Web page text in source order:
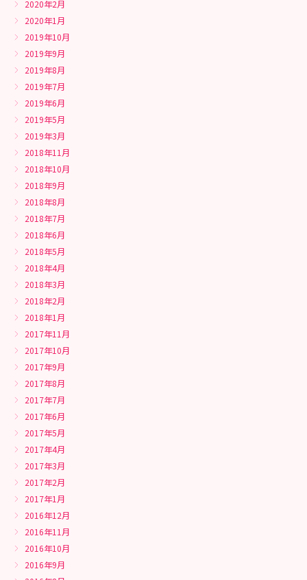
2020年2月
2020年1月
2019年10月
2019年9月
2019年8月
2019年7月
2019年6月
2019年5月
2019年3月
2018年11月
2018年10月
2018年9月
2018年8月
2018年7月
2018年6月
2018年5月
2018年4月
2018年3月
2018年2月
2018年1月
2017年11月
2017年10月
2017年9月
2017年8月
2017年7月
2017年6月
2017年5月
2017年4月
2017年3月
2017年2月
2017年1月
2016年12月
2016年11月
2016年10月
2016年9月